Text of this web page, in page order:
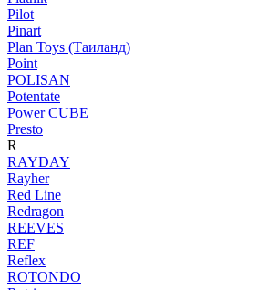
Pilot
Pinart
Plan Toys (Таиланд)
Point
POLISAN
Potentate
Power CUBE
Presto
R
RAYDAY
Rayher
Red Line
Redragon
REEVES
REF
Reflex
ROTONDO